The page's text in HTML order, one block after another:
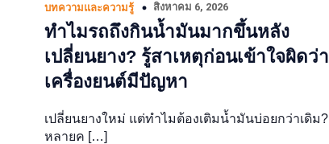
บทความและความรู้ สิงหาคม 6, 2026
ทำไมรถถึงกินน้ำมันมากขึ้นหลัง
เปลี่ยนยาง? รู้สาเหตุก่อนเข้าใจผิดว่า
เครื่องยนต์มีปัญหา
เปลี่ยนยางใหม่ แต่ทำไมต้องเติมน้ำมันบ่อยกว่าเดิม?
หลายค […]